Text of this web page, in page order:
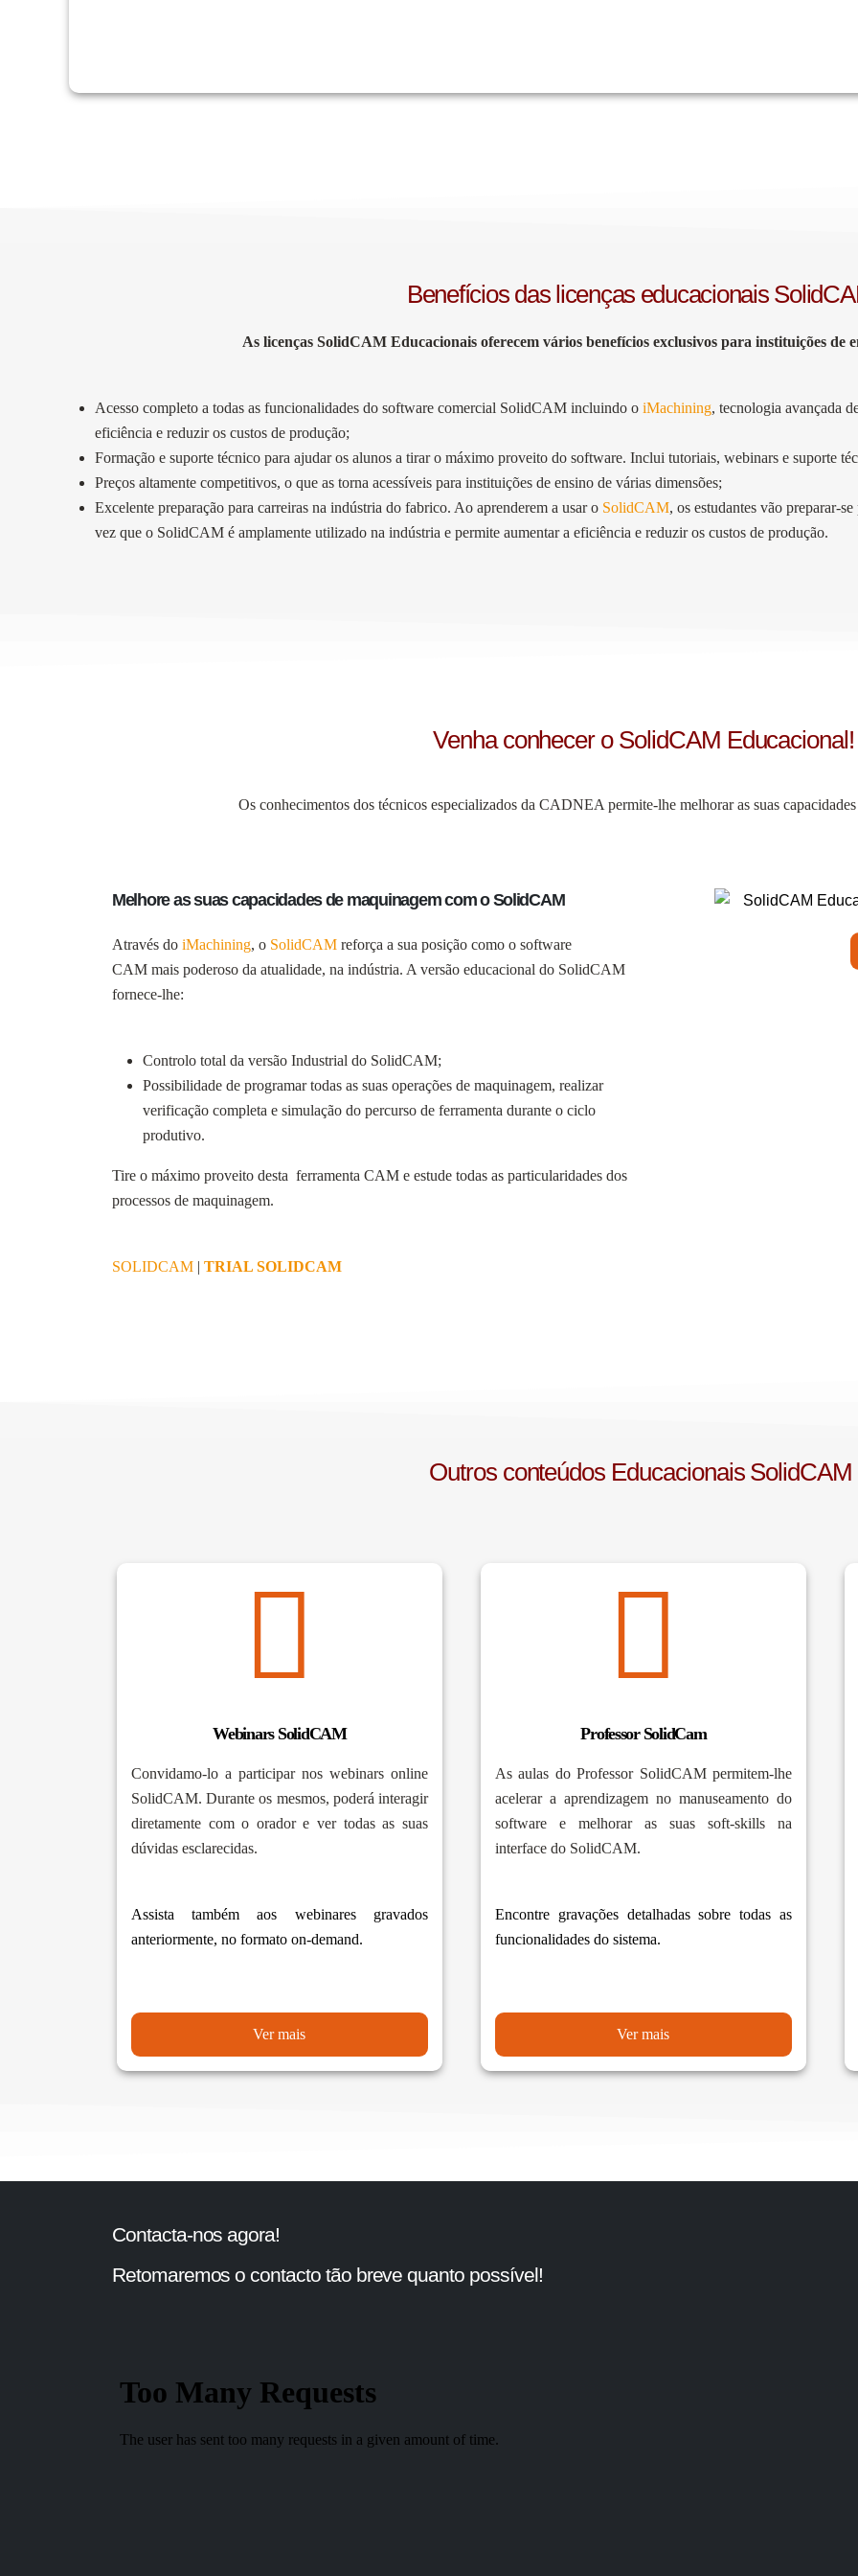
Benefícios das licenças educacionais
As licenças SolidCAM Educacionais oferecem vários benefícios exclusivos para instituições de
Acesso completo a todas as funcionalidades do software comercial SolidCAM incluindo o iMachining, tecnologia avançada
eficiência e reduzir os custos de produção;
Formação e suporte técnico para ajudar os alunos a tirar o máximo proveito do software. Inclui tutoriais, webinars e suporte
Preços altamente competitivos, o que as torna acessíveis para instituições de ensino de várias dimensões;
Excelente preparação para carreiras na indústria do fabrico. Ao aprenderem a usar o SolidCAM, os estudantes vão preparar-
vez que o SolidCAM é amplamente utilizado na indústria e permite aumentar a eficiência e reduzir os custos de produção.
Venha conhecer o SolidCAM Educacional!
Os conhecimentos dos técnicos especializados da CADNEA permite-lhe melhorar as suas
Melhore as suas capacidades de maquinagem com o SolidCAM
Através do iMachining, o SolidCAM reforça a sua posição como o software
CAM mais poderoso da atualidade, na indústria. A versão educacional do SolidCAM
fornece-lhe:
Controlo total da versão Industrial do SolidCAM;
Possibilidade de programar todas as suas operações de maquinagem, realizar
verificação completa e simulação do percurso de ferramenta durante o ciclo
produtivo.
Tire o máximo proveito desta ferramenta CAM e estude todas as particularidades dos
processos de maquinagem.
SOLIDCAM | TRIAL SOLIDCAM
Outros conteúdos Educacionais SolidCAM
Webinars SolidCAM
Convidamo-lo a participar nos webinars online
SolidCAM. Durante os mesmos, poderá interagir
diretamente com o orador e ver todas as suas
dúvidas esclarecidas.
Assista também aos webinares gravados
anteriormente, no formato on-demand.
Ver mais
Professor SolidCam
As aulas do Professor SolidCAM permitem-lhe
acelerar a aprendizagem no manuseamento do
software e melhorar as suas soft-skills na
interface do SolidCAM.
Encontre gravações detalhadas sobre todas as
funcionalidades do sistema.
Ver mais
Contacta-nos agora!
Retomaremos o contacto tão breve quanto possível!